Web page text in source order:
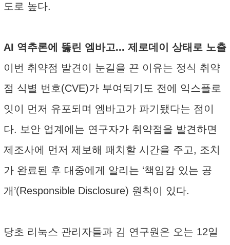
도로 높다.
AI 역추론에 뚫린 엠바고... 제로데이 상태로 노출
이번 취약점 발견이 눈길을 끈 이유는 정식 취약
점 식별 번호(CVE)가 부여되기도 전에 익스플로
잇이 먼저 유포되며 엠바고가 파기됐다는 점이
다. 보안 업계에는 연구자가 취약점을 발견하면
제조사에 먼저 제보해 패치할 시간을 주고, 조치
가 완료된 후 대중에게 알리는 ‘책임감 있는 공
개’(Responsible Disclosure) 원칙이 있다.
당초 리눅스 관리자들과 김 연구원은 오는 12일